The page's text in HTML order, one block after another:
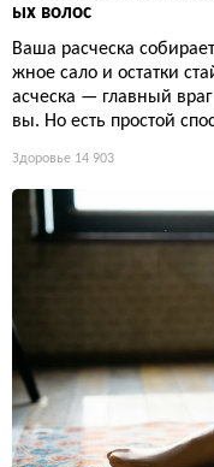
ых волос
Ваша расческа
жное сало и остатки
асческа — главный
вы. Но есть простой
Здоровье 14 903